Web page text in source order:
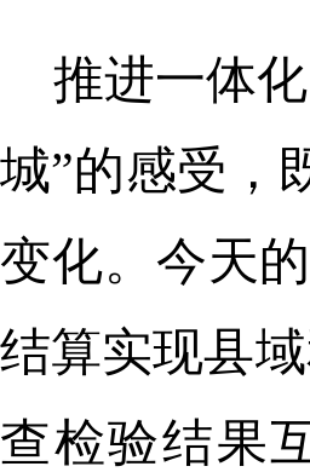
推进一体
城”的感受，
变化。今天
结算实现县
查检验结果